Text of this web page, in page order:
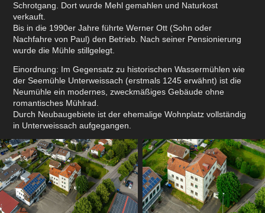
Schrotgang. Dort wurde Mehl gemahlen und Naturkost
verkauft.
Bis in die 1990er Jahre führte Werner Ott (Sohn oder
Nachfahre von Paul) den Betrieb. Nach seiner Pensionierung
wurde die Mühle stillgelegt.
Einordnung: Im Gegensatz zu historischen Wassermühlen wie
der Seemühle Unterweissach (erstmals 1245 erwähnt) ist die
Neumühle ein modernes, zweckmäßiges Gebäude ohne
romantisches Mühlrad.
Durch Neubaugebiete ist der ehemalige Wohnplatz vollständig
in Unterweissach aufgegangen.